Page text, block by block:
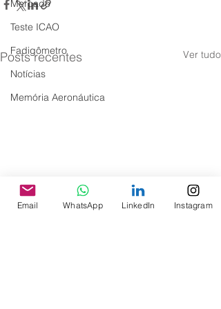
Mercado
Teste ICAO
Fadigômetro
Notícias
Memória Aeronáutica
Posts recentes Ver tudo
Email WhatsApp LinkedIn Instagram